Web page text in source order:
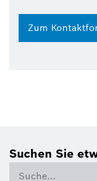
Zum
Suchen Sie